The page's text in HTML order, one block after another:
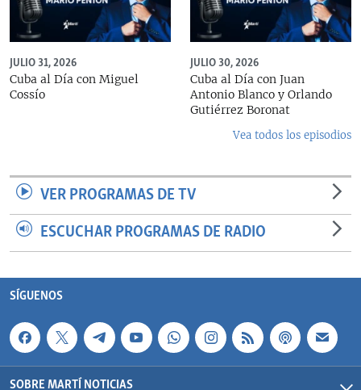
JULIO 31, 2026
Cuba al Día con Miguel
Cossío
JULIO 30, 2026
Cuba al Día con Juan
Antonio Blanco y Orlando
Gutiérrez Boronat
Vea todos los episodios
VER PROGRAMAS DE TV
ESCUCHAR PROGRAMAS DE RADIO
SÍGUENOS
SOBRE MARTÍ NOTICIAS